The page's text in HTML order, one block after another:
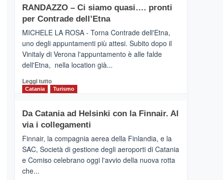
SUMMER
BOOK
CLUB
VIAGRANDE
(Ct)
–
presenta
“Vino
&
2026”.
Le
dell’enoturismo
sull’Etna
RANDAZZO – Ci siamo quasi…. pronti
per Contrade dell’Etna
MICHELE LA ROSA - Torna Contrade dell'Etna,
uno degli appuntamenti più attesi. Subito dopo il
Vinitaly di Verona l'appuntamento è alle falde
dell'Etna, nella location già...
Leggi tuttoLeggi
di
RANDAZZO
–
siamo
quasi….
pronti
Catania Turismo
Da Catania ad Helsinki con la Finnair. Al
via i collegamenti
Finnair, la compagnia aerea della Finlandia, e la
SAC, Società di gestione degli aeroporti di Catania
e Comiso celebrano oggi l'avvio della nuova rotta
che...